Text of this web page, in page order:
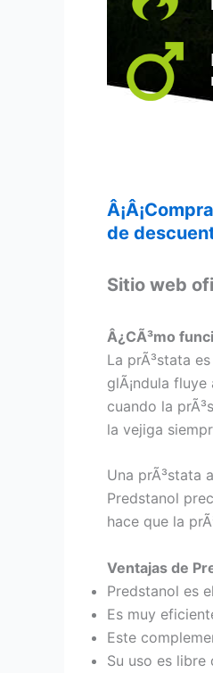
de
Sitio web
Â¿CÃ³mo
La prÃ³stata
glÃ¡ndula
cuando la
la vejiga
Una prÃ³stata
Predstanol
hace que la
Ventajas de
Predstanol es
Es muy
Este
Su uso es